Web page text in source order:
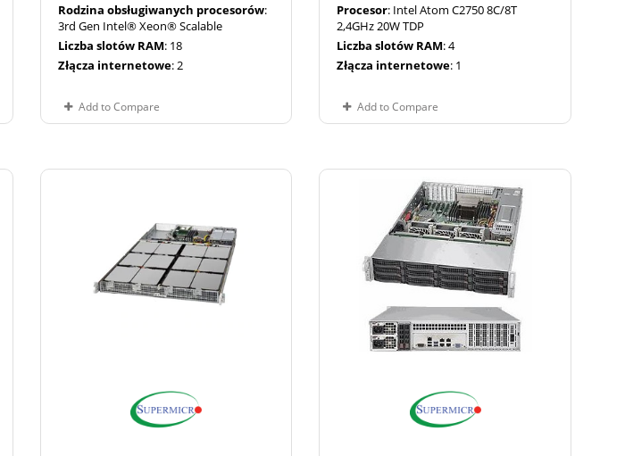
Rodzina obsługiwanych procesorów:
3rd Gen Intel® Xeon® Scalable
Liczba slotów RAM: 18
Złącza internetowe: 2
Add to Compare
Procesor: Intel Atom C2750 8C/8T
2,4GHz 20W TDP
Liczba slotów RAM: 4
Złącza internetowe: 1
Add to Compare